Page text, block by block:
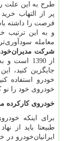
طرح به این علت
پر از التهاب
فرصت را داشته
و به این ترتیب
معامله
شرکت
از 1390
جایگزین کنید،
خودرو استفاده
خودروی خود را نو
خودروی کارکرده
برای اینکه
طبیعتا باید از
ایرانیان‌خودرو